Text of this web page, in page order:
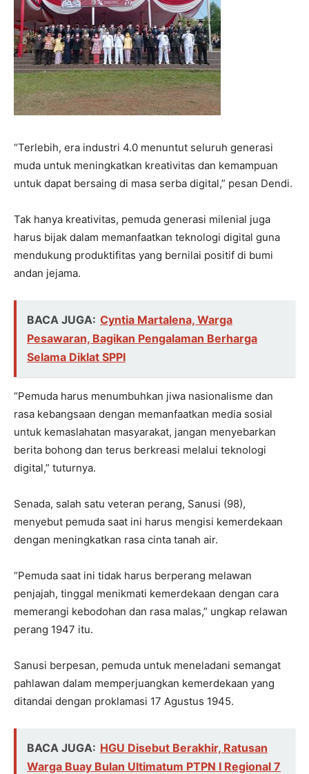
“Terlebih, era industri 4.0 menuntut seluruh generasi
muda untuk meningkatkan kreativitas dan kemampuan
untuk dapat bersaing di masa serba digital,” pesan Dendi.
Tak hanya kreativitas, pemuda generasi milenial juga
harus bijak dalam memanfaatkan teknologi digital guna
mendukung produktifitas yang bernilai positif di bumi
andan jejama.
BACA JUGA: Cyntia Martalena, Warga
Pesawaran, Bagikan Pengalaman Berharga
Selama Diklat SPPI
“Pemuda harus menumbuhkan jiwa nasionalisme dan
rasa kebangsaan dengan memanfaatkan media sosial
untuk kemaslahatan masyarakat, jangan menyebarkan
berita bohong dan terus berkreasi melalui teknologi
digital,” tuturnya.
Senada, salah satu veteran perang, Sanusi (98),
menyebut pemuda saat ini harus mengisi kemerdekaan
dengan meningkatkan rasa cinta tanah air.
“Pemuda saat ini tidak harus berperang melawan
penjajah, tinggal menikmati kemerdekaan dengan cara
memerangi kebodohan dan rasa malas,” ungkap relawan
perang 1947 itu.
Sanusi berpesan, pemuda untuk meneladani semangat
pahlawan dalam memperjuangkan kemerdekaan yang
ditandai dengan proklamasi 17 Agustus 1945.
BACA JUGA: HGU Disebut Berakhir, Ratusan
Warga Buay Bulan Ultimatum PTPN I Regional 7